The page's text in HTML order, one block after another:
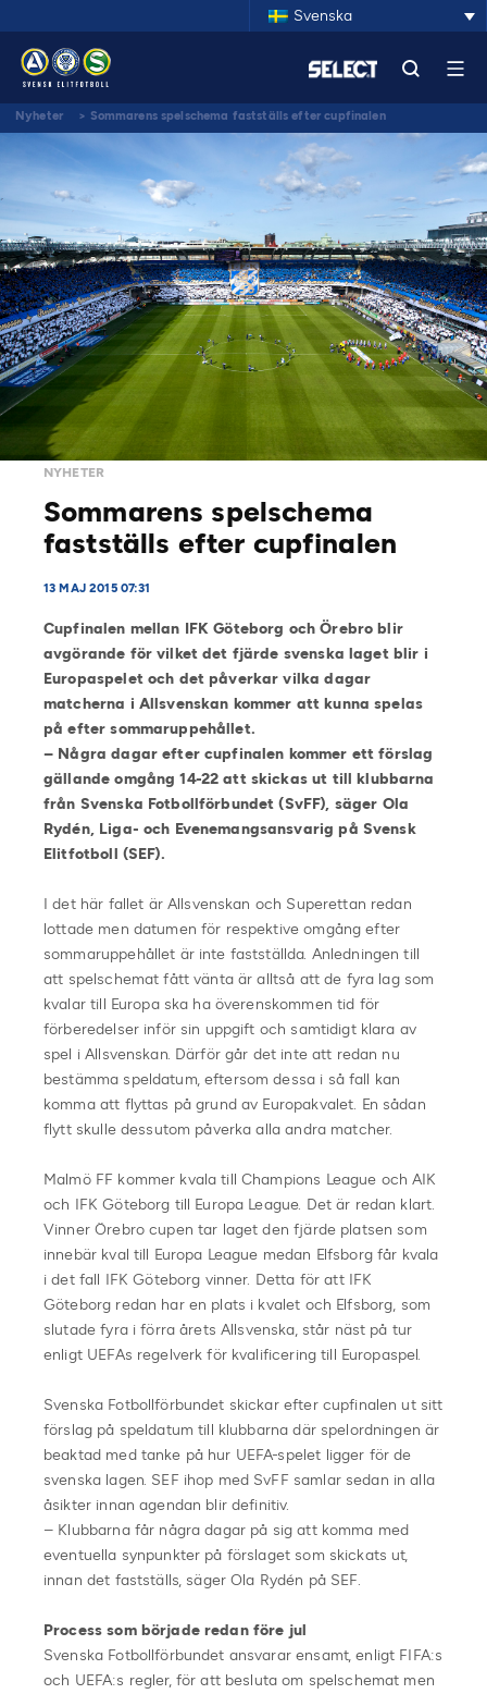
Svenska
Nyheter > Sommarens spelschema fastställs efter cupfinalen
NYHETER
Sommarens spelschema
fastställs efter cupfinalen
13 MAJ 2015 07:31
Cupfinalen mellan IFK Göteborg och Örebro blir
avgörande för vilket det fjärde svenska laget blir i
Europaspelet och det påverkar vilka dagar
matcherna i Allsvenskan kommer att kunna spelas
på efter sommaruppehållet.
– Några dagar efter cupfinalen kommer ett förslag
gällande omgång 14-22 att skickas ut till klubbarna
från Svenska Fotbollförbundet (SvFF), säger Ola
Rydén, Liga- och Evenemangsansvarig på Svensk
Elitfotboll (SEF).
I det här fallet är Allsvenskan och Superettan redan
lottade men datumen för respektive omgång efter
sommaruppehållet är inte fastställda. Anledningen till
att spelschemat fått vänta är alltså att de fyra lag som
kvalar till Europa ska ha överenskommen tid för
förberedelser inför sin uppgift och samtidigt klara av
spel i Allsvenskan. Därför går det inte att redan nu
bestämma speldatum, eftersom dessa i så fall kan
komma att flyttas på grund av Europakvalet. En sådan
flytt skulle dessutom påverka alla andra matcher.
Malmö FF kommer kvala till Champions League och AIK
och IFK Göteborg till Europa League. Det är redan klart.
Vinner Örebro cupen tar laget den fjärde platsen som
innebär kval till Europa League medan Elfsborg får kvala
i det fall IFK Göteborg vinner. Detta för att IFK
Göteborg redan har en plats i kvalet och Elfsborg, som
slutade fyra i förra årets Allsvenska, står näst på tur
enligt UEFAs regelverk för kvalificering till Europaspel.
Svenska Fotbollförbundet skickar efter cupfinalen ut sitt
förslag på speldatum till klubbarna där spelordningen är
beaktad med tanke på hur UEFA-spelet ligger för de
svenska lagen. SEF ihop med SvFF samlar sedan in alla
åsikter innan agendan blir definitiv.
– Klubbarna får några dagar på sig att komma med
eventuella synpunkter på förslaget som skickats ut,
innan det fastställs, säger Ola Rydén på SEF.
Process som började redan före jul
Svenska Fotbollförbundet ansvarar ensamt, enligt FIFA:s
och UEFA:s regler, för att besluta om spelschemat men